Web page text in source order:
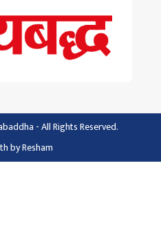
- All Rights Reserved.
byResham